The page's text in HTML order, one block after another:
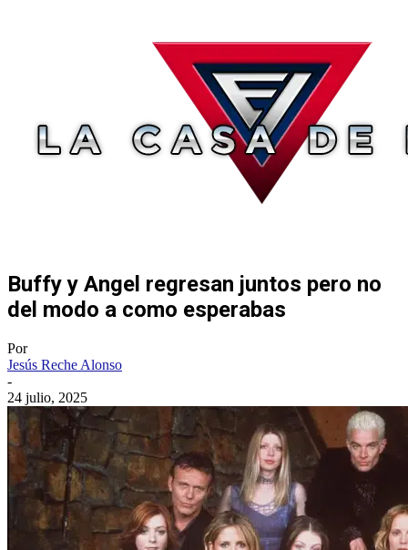
Buffy y Angel regresan juntos pero no
del modo a como esperabas
Por
Jesús Reche Alonso
-
24 julio, 2025